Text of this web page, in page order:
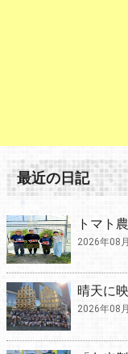
最近の日記
トマト
2026年08
晴天に
2026年08